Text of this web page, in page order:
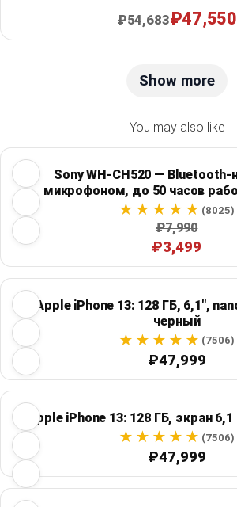
₽54,683₽47,550
Show more
You may also like
Sony WH-CH520 — Bluetooth-
микрофоном, до 50 часов
(8025)
₽7,990
₽3,499
Apple iPhone 13: 128 ГБ, 6,1",
черный
(7506)
₽47,999
Apple iPhone 13: 128 ГБ, экран
(7506)
₽47,999